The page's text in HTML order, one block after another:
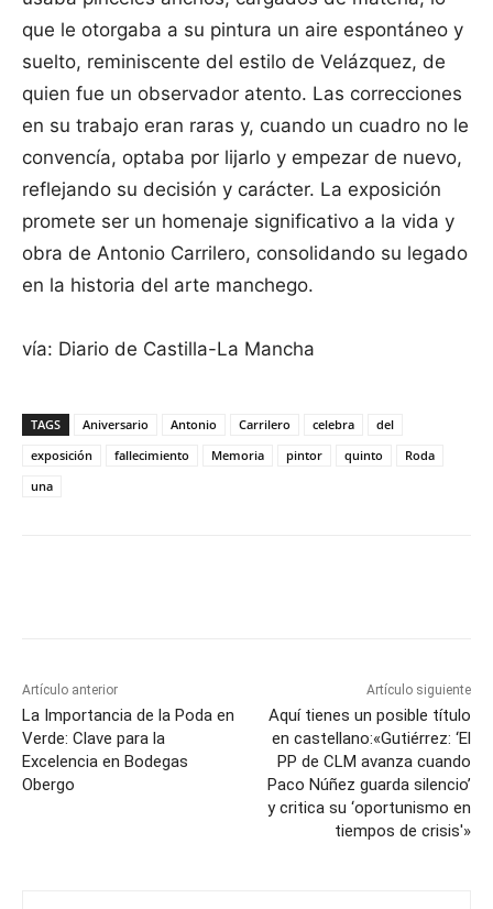
que le otorgaba a su pintura un aire espontáneo y
suelto, reminiscente del estilo de Velázquez, de
quien fue un observador atento. Las correcciones
en su trabajo eran raras y, cuando un cuadro no le
convencía, optaba por lijarlo y empezar de nuevo,
reflejando su decisión y carácter. La exposición
promete ser un homenaje significativo a la vida y
obra de Antonio Carrilero, consolidando su legado
en la historia del arte manchego.
vía: Diario de Castilla-La Mancha
TAGS Aniversario Antonio Carrilero celebra
del
exposición
fallecimiento Memoria pintor quinto
Roda
una
Artículo anterior
La Importancia de la Poda en
Verde: Clave para la
Excelencia en Bodegas
Obergo
Artículo siguiente
Aquí tienes un posible título
en castellano:«Gutiérrez: ‘El
PP de CLM avanza cuando
Paco Núñez guarda silencio’
y critica su ‘oportunismo en
tiempos de crisis'»